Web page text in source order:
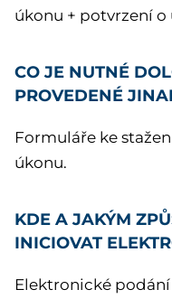
úkonu + potvrzení
CO JE NUTNÉ
PROVEDENÉ
Formuláře ke
úkonu.
KDE A JAKÝM
INICIOVAT
Elektronické